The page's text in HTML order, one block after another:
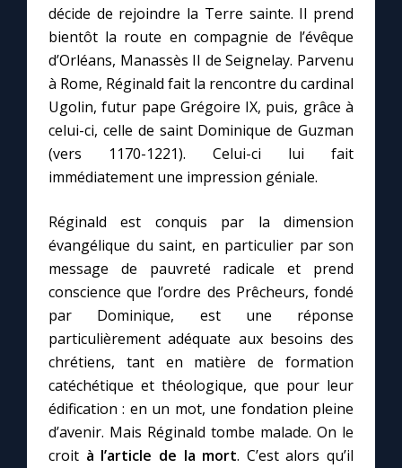
décide de rejoindre la Terre sainte. Il prend
bientôt la route en compagnie de l’évêque
d’Orléans, Manassès II de Seignelay. Parvenu
à Rome, Réginald fait la rencontre du cardinal
Ugolin, futur pape Grégoire IX, puis, grâce à
celui-ci, celle de saint Dominique de Guzman
(vers 1170-1221). Celui-ci lui fait
immédiatement une impression géniale.
Réginald est conquis par la dimension
évangélique du saint, en particulier par son
message de pauvreté radicale et prend
conscience que l’ordre des Prêcheurs, fondé
par Dominique, est une réponse
particulièrement adéquate aux besoins des
chrétiens, tant en matière de formation
catéchétique et théologique, que pour leur
édification : en un mot, une fondation pleine
d’avenir. Mais Réginald tombe malade. On le
croit à l’article de la mort. C’est alors qu’il